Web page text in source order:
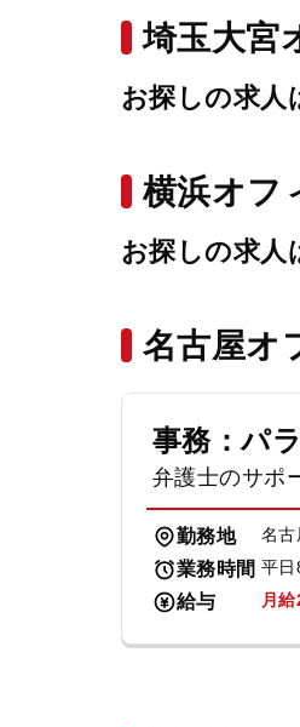
埼玉大宮
お探しの求人
横浜オフ
お探しの求人
名古屋オ
事務：パ
弁護士のサポ
勤務地 名古
業務時間 平
給与 月